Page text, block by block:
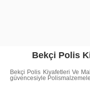
Bekçi Polis
Bekçi Polis Kiyafetleri Ve
güvencesiyle